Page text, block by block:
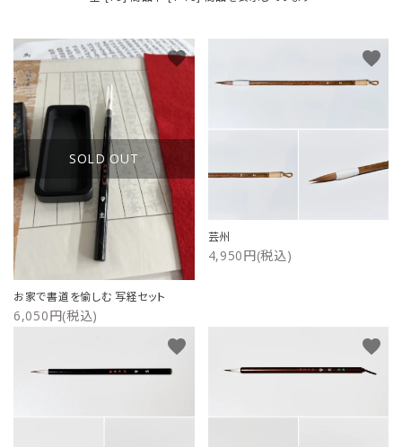
SOLD OUT
お家で書道を愉しむ 写経セット
6,050円(税込)
favorite
芸州
4,950円(税込)
favorite
favorite favorite